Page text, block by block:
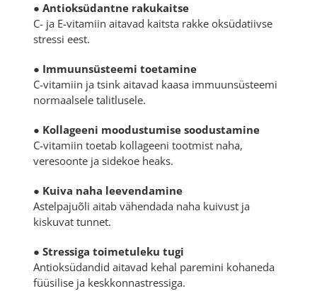
● Antioksüdantne rakukaitse
C- ja E-vitamiin aitavad kaitsta rakke oksüdatiivse
stressi eest.
● Immuunsüsteemi toetamine
C-vitamiin ja tsink aitavad kaasa immuunsüsteemi
normaalsele talitlusele.
● Kollageeni moodustumise soodustamine
C-vitamiin toetab kollageeni tootmist naha,
veresoonte ja sidekoe heaks.
● Kuiva naha leevendamine
Astelpajuõli aitab vähendada naha kuivust ja
kiskuvat tunnet.
● Stressiga toimetuleku tugi
Antioksüdandid aitavad kehal paremini kohaneda
füüsilise ja keskkonnastressiga.